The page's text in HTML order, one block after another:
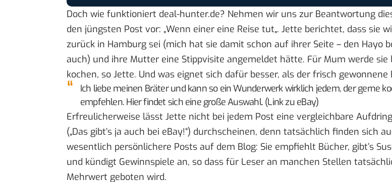
Doch wie funktioniert deal-hunter.de? Nehmen wir uns zur Beantwortung
den jüngsten Post vor: „Wenn einer eine Reise tut„. Jette berichtet, dass sie
zurück in Hamburg sei (mich hat sie damit schon auf ihrer Seite – den Hayo
auch) und ihre Mutter eine Stippvisite angemeldet hätte. Für Mum werde sie
kochen, so Jette. Und was eignet sich dafür besser, als der frisch gewonnene
Ich liebe meinen Bräter und kann so ein Wunderwerk wirklich jedem, der gerne
empfehlen. Hier findet sich eine große Auswahl. (Link zu eBay)
Erfreulicherweise lässt Jette nicht bei jedem Post eine vergleichbare
(„Das gibt’s ja auch bei eBay!“) durchscheinen, denn tatsächlich finden sich
wesentlich persönlichere Posts auf dem Blog: Sie empfiehlt Bücher, gibt’s
und kündigt Gewinnspiele an, so dass für Leser an manchen Stellen
Mehrwert geboten wird.